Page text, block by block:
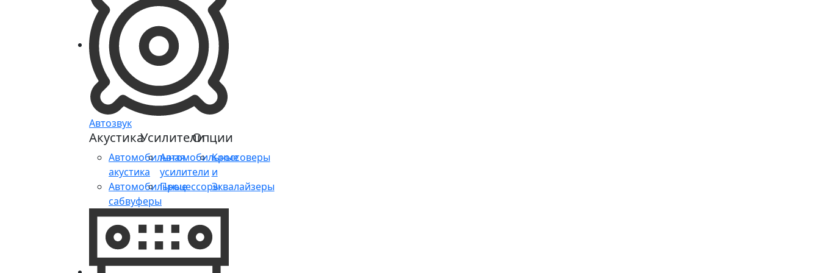
Автозвук
Акустика
Автомобильная
акустика
Автомобильные
сабвуферы
Усилители
Автомобильные
усилители
Процессоры
Опции
Кроссоверы
и
Эквалайзеры